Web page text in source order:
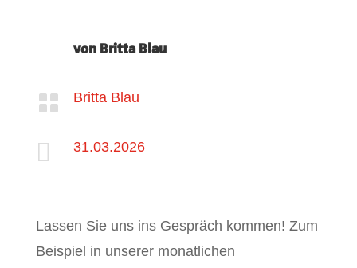
von Britta Blau
 Britta Blau
 31.03.2026
Lassen Sie uns ins Gespräch kommen! Zum
Beispiel in unserer monatlichen